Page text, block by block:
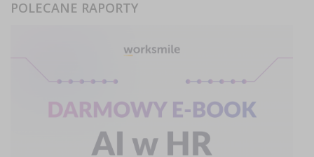
POLECANE RAPORTY